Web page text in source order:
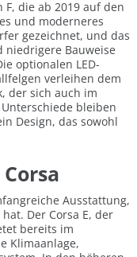
die ab 2019 auf den
und moderneres
gezeichnet, und das
niedrigere Bauweise
optionalen LED-
verleihen dem
der sich auch im
bleiben
Design, das sowohl
Ausstattung,
Der Corsa E, der
bereits im
Klimaanlage,